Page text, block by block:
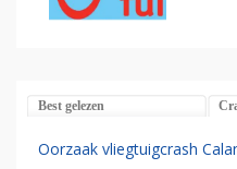
Best gelezen
Oorzaak vliegtuigcrash